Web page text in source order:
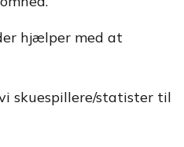
hjælper med at
skuespillere/statister til